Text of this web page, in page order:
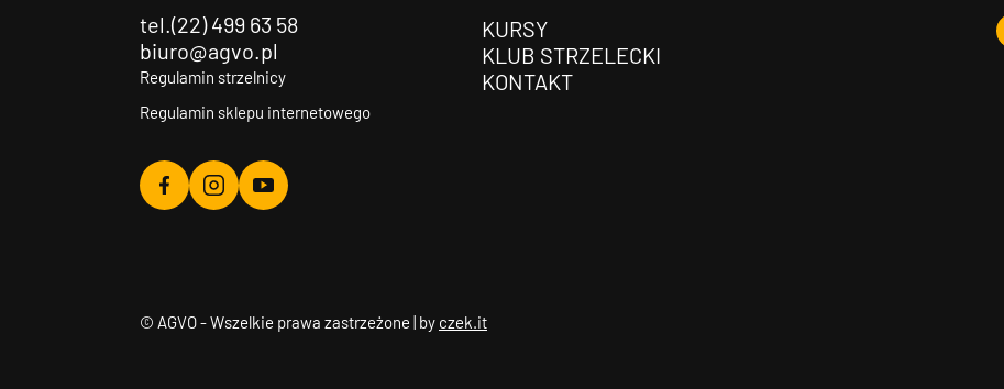
tel.(22) 499 63 58
biuro@agvo.pl
Regulamin strzelnicy
Regulamin sklepu internetowego
Agvo
Agvo
Agvo
KURSY
KLUB STRZELECKI
KONTAKT
© AGVO - Wszelkie prawa zastrzeżone | by czek.it